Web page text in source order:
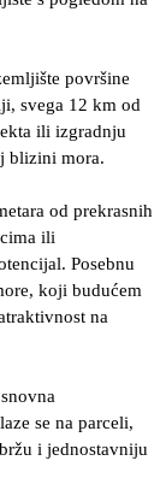
površine
svega 12 km od
ili izgradnju
blizini mora.
od prekrasnih
ili
Posebnu
koji budućem
na
se na parceli,
i jednostavniju